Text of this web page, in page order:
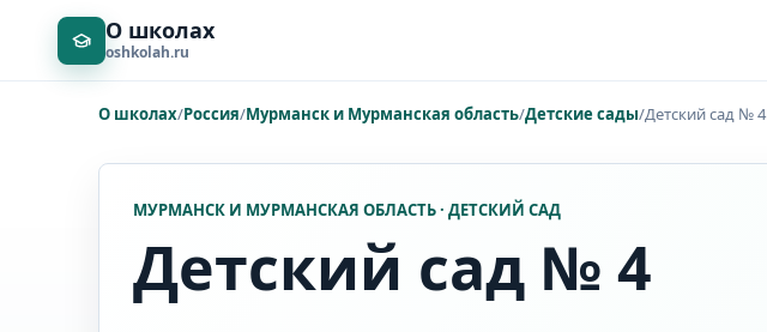
О школах
oshkolah.ru
О школах/Россия/Мурманск и Мурманская область/Детские сады/Детский сад № 4
МУРМАНСК И МУРМАНСКАЯ ОБЛАСТЬ · ДЕТСКИЙ САД
Детский сад № 4